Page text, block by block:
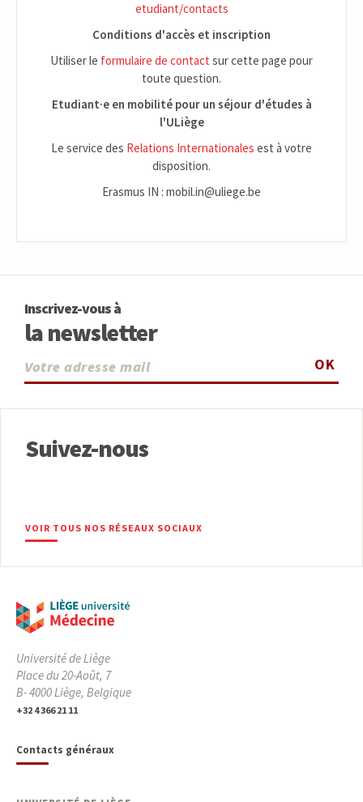
etudiant/contacts
Conditions d'accès et inscription
Utiliser le formulaire de contact sur cette page pour
toute question.
Etudiant·e en mobilité pour un séjour d'études à
l'ULiège
Le service des Relations Internationales est à votre
disposition.
Erasmus IN : mobil.in@uliege.be
Inscrivez-vous à
la newsletter
OK
Suivez-nous
VOIR TOUS NOS RÉSEAUX SOCIAUX
Université de Liège
Place du 20-Août, 7
B- 4000 Liège, Belgique
+32 4 366 21 11
Contacts généraux